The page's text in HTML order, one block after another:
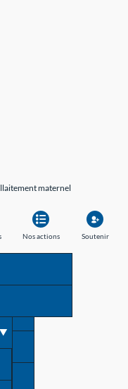
maternel
Nos actions Soutenir